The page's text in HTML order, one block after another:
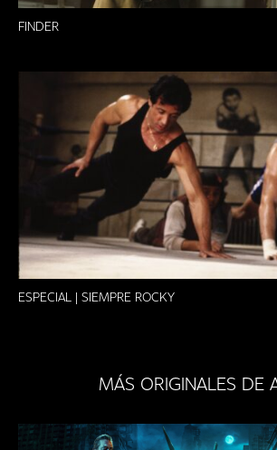
FINDER
ESPECIAL | SIEMPRE ROCKY
MÁS ORIGINALES DE